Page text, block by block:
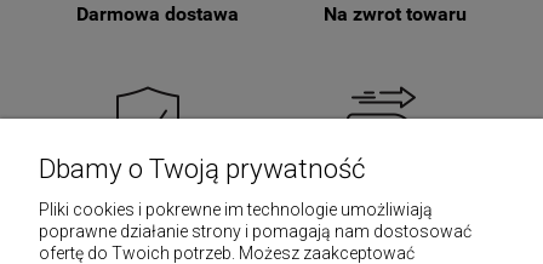
Darmowa dostawa Na zwrot towaru
SSL
Bezpieczne zakupy
Już w 24 godziny
Szybka wysyłka
Dbamy o Twoją prywatność
Pliki cookies i pokrewne im technologie umożliwiają
poprawne działanie strony i pomagają nam dostosować
ofertę do Twoich potrzeb. Możesz zaakceptować